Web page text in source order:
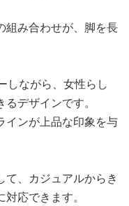
組み合わせが、脚を長
しながら、女性らし
デザインです。
インが上品な印象を与
て、カジュアルからき
応できます。